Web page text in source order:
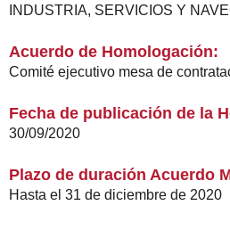
INDUSTRIA, SERVICIOS Y
Acuerdo de Homologación:
Comité ejecutivo mesa de
Fecha de publicación de la
30/09/2020
Plazo de duración Acuerdo
Hasta el 31 de diciembre de 2020